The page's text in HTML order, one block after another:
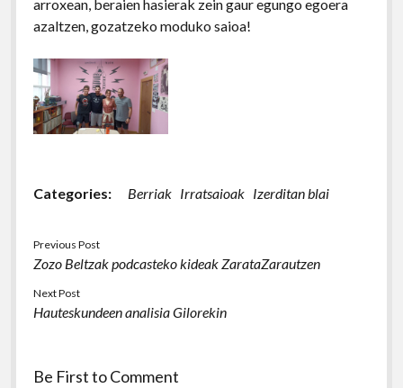
arroxean, beraien hasierak zein gaur egungo egoera
azaltzen, gozatzeko moduko saioa!
Categories: Berriak Irratsaioak Izerditan blai
Previous Post
Zozo Beltzak podcasteko kideak ZarataZarautzen
Next Post
Hauteskundeen analisia Gilorekin
Be First to Comment